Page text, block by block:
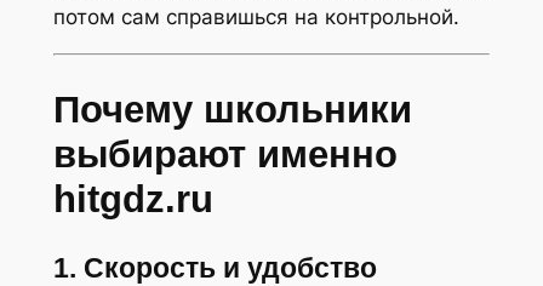
потом сам справишься на контрольной.
Почему школьники
выбирают именно
hitgdz.ru
1. Скорость и удобство